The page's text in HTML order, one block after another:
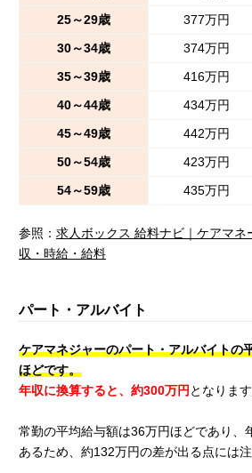
25～29歳
377万円
30～34歳
374万円
35～39歳
416万円
40～44歳
434万円
45～49歳
442万円
50～54歳
423万円
54～59歳
435万円
参照： 求人ボックス 給料ナビ｜ケアマネ
収・時給・給料
パート・アルバイト
ケアマネジャーのパート・アルバイトの
ほどです。
年収に換算すると、約300万円 となります
常勤の平均給与額は36万円ほどであり、
あるため、約132万円の差が出る点には注